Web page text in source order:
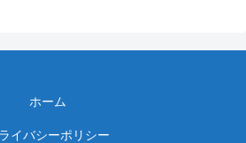
ホーム
イバシーポリシー